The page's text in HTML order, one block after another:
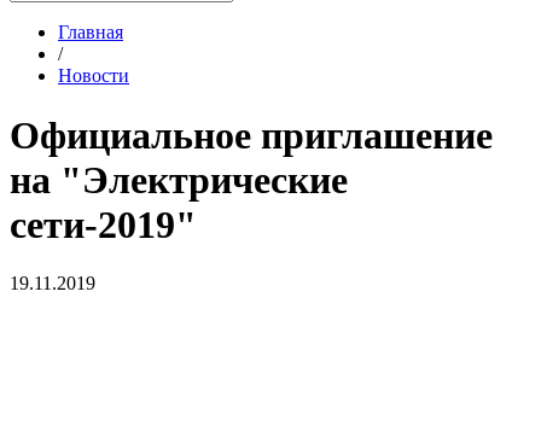
Главная
/
Новости
Официальное приглашение
на "Электрические
сети-2019"
19.11.2019